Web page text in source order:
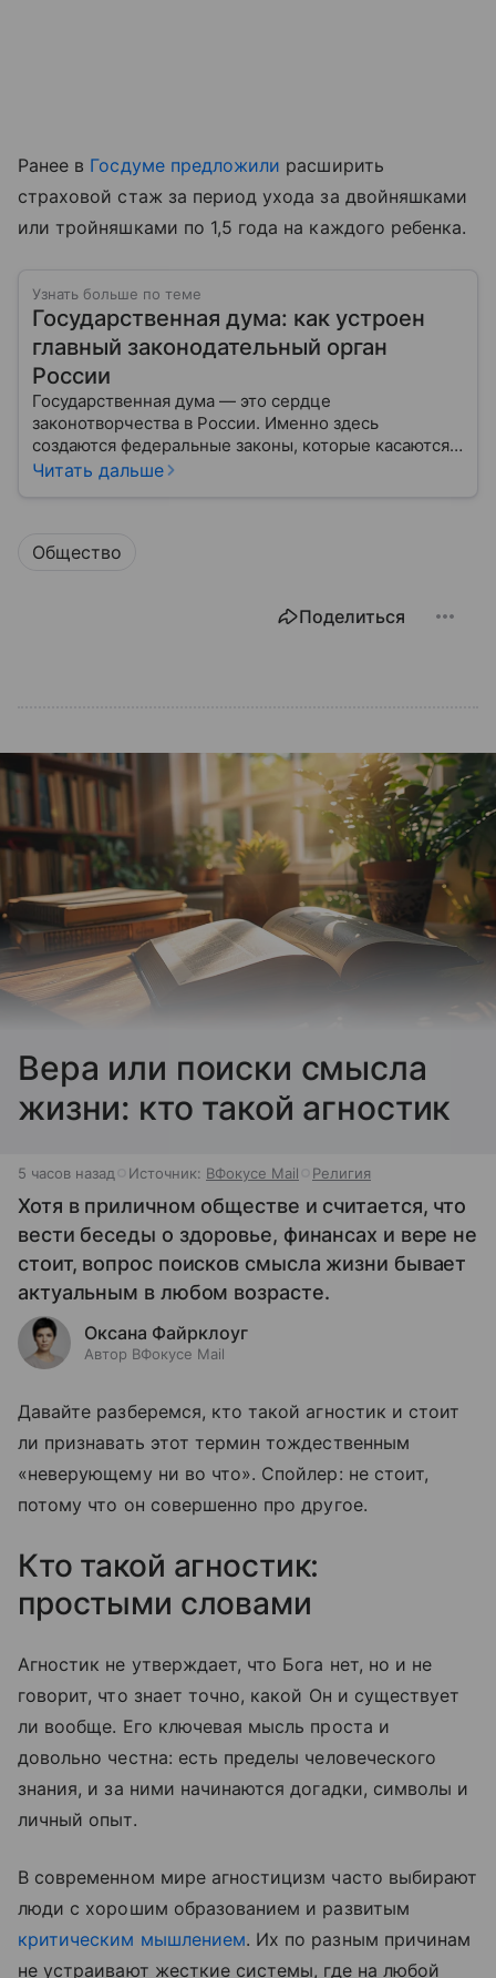
Ранее в Госдуме предложили расширить
страховой стаж за период ухода за двойняшками
или тройняшками по 1,5 года на каждого ребенка.
Узнать больше по теме
Государственная дума: как устроен
главный законодательный орган
России
Государственная дума — это сердце
законотворчества в России. Именно здесь
создаются федеральные законы, которые касаются
жизни каждого гражданина: от образования и
Читать дальше
Общество
Поделиться
Вера или поиски смысла
жизни: кто такой агностик
5 часов назад Источник: ВФокусе Mail Религия
Хотя в приличном обществе и считается, что
вести беседы о здоровье, финансах и вере не
стоит, вопрос поисков смысла жизни бывает
актуальным в любом возрасте.
Оксана Файрклоуг
Автор ВФокусе Mail
Давайте разберемся, кто такой агностик и стоит
ли признавать этот термин тождественным
«неверующему ни во что». Спойлер: не стоит,
потому что он совершенно про другое.
Кто такой агностик:
простыми словами
Агностик не утверждает, что Бога нет, но и не
говорит, что знает точно, какой Он и существует
ли вообще. Его ключевая мысль проста и
довольно честна: есть пределы человеческого
знания, и за ними начинаются догадки, символы и
личный опыт.
В современном мире агностицизм часто выбирают
люди с хорошим образованием и развитым
критическим мышлением. Их по разным причинам
не устраивают жесткие системы, где на любой